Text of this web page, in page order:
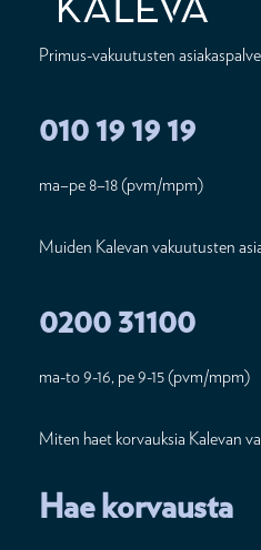
Primus-vakuutusten
010 19 19 19
ma–pe 8–18 (pvm/mpm)
Muiden Kalevan vakuutusten
0200 31100
ma-to 9-16, pe 9-15 (pvm/mpm)
Miten haet korvauksia Kalevan
Hae korvausta